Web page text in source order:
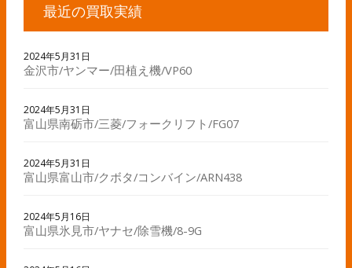
最近の買取実績
2024年5月31日
金沢市/ヤンマー/田植え機/VP60
2024年5月31日
富山県南砺市/三菱/フォークリフト/FG07
2024年5月31日
富山県富山市/クボタ/コンバイン/ARN438
2024年5月16日
富山県氷見市/ヤナセ/除雪機/8-9G